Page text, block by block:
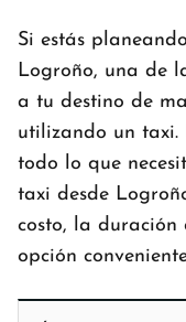
Si estás
Logroño, una de
a tu destino de
utilizando un taxi.
todo lo que
taxi desde
costo, la duración
opción